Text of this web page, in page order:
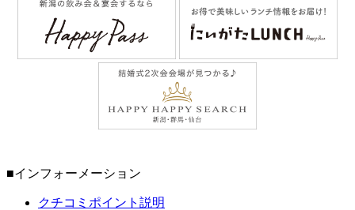
■インフォーメーション
クチコミポイント説明